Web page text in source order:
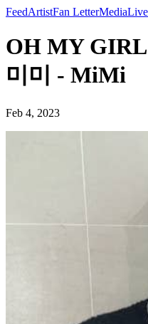
FeedArtistFan LetterMediaLive
OH MY GIRL
미미 - MiMi
Feb 4, 2023